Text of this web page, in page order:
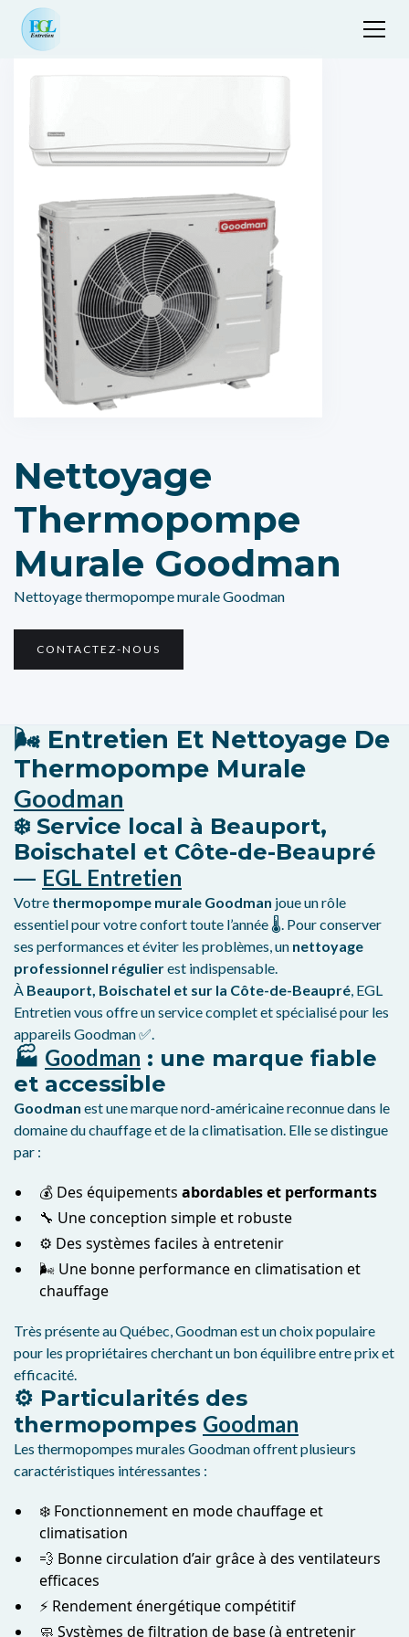
Nettoyage
Thermopompe
Murale Goodman
Nettoyage thermopompe murale Goodman
CONTACTEZ-NOUS
🌬️ Entretien Et Nettoyage De
Thermopompe Murale
Goodman
❄️ Service local à Beauport,
Boischatel et Côte-de-Beaupré
— EGL Entretien
Votre thermopompe murale Goodman joue un rôle
essentiel pour votre confort toute l’année 🌡️. Pour conserver
ses performances et éviter les problèmes, un nettoyage
professionnel régulierest indispensable.
À Beauport, Boischatel et sur la Côte-de-Beaupré, EGL
Entretien vous offre un service complet et spécialisé pour les
appareils Goodman ✅.
🏭 Goodman : une marque fiable
et accessible
Goodman est une marque nord-américaine reconnue dans le
domaine du chauffage et de la climatisation. Elle se distingue
par :
💰 Des équipements abordables et performants
🔧 Une conception simple et robuste
⚙️ Des systèmes faciles à entretenir
🌬️ Une bonne performance en climatisation et
chauffage
Très présente au Québec, Goodman est un choix populaire
pour les propriétaires cherchant un bon équilibre entre prix et
efficacité.
⚙️ Particularités des
thermopompes Goodman
Les thermopompes murales Goodman offrent plusieurs
caractéristiques intéressantes :
❄️ Fonctionnement en mode chauffage et
climatisation
💨 Bonne circulation d’air grâce à des ventilateurs
efficaces
⚡ Rendement énergétique compétitif
🧼 Systèmes de filtration de base (à entretenir